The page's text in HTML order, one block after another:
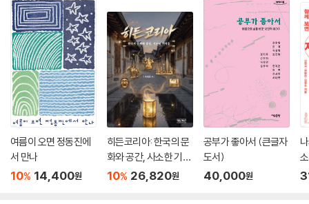
주의를 극복하기 위한 정책적 노력이 필요하다.
--- p.521
여름이 오면 정동진에
서 만나
10% 14,400원
히든코리아: 한국의 문
화와 공간, 사소한 기적
들
10% 26,820원
공부가 좋아서 (큰글자
도서)
40,000원